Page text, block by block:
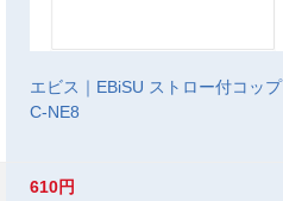
エビス｜EBiSU ストロー付コップ
C-NE8
610円